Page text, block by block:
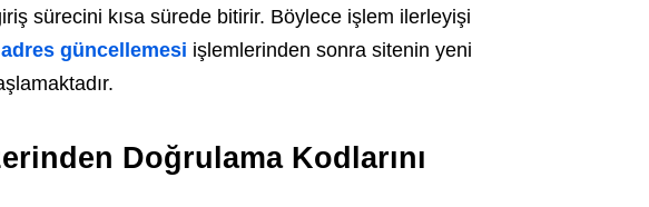
sürecini kısa sürede bitirir. Böylece işlem ilerleyişi
güncellemesi işlemlerinden sonra sitenin yeni
Doğrulama Kodlarını